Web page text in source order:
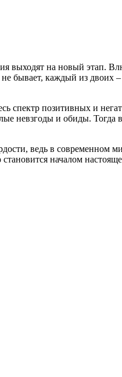
выходят на новый этап.
бывает, каждый из двоих –
спектр позитивных и
невзгоды и обиды. Тогда
ведь в современном
началом